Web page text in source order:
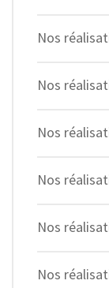
Nos
Nos
Nos
Nos
Nos
Nos